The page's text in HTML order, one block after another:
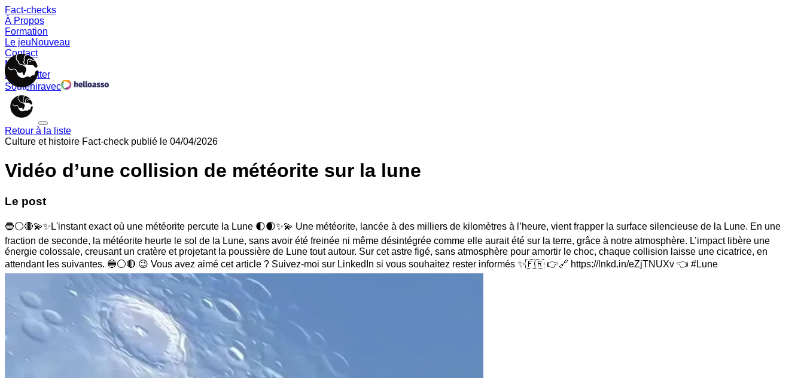
Fact-checks
À Propos
Formation
Le jeuNouveau
Contact
Memes
Newsletter
Souteniravec
Retour à la liste
Culture et histoire Fact-check publié le 04/04/2026
Vidéo d’une collision de météorite sur la lune
Le post
🔵⚪️🔴💫✨L'instant exact où une météorite percute la Lune 🌓🌒✨💫 Une météorite, lancée à des milliers de kilomètres à l’heure, vient frapper la surface silencieuse de la Lune. En une
fraction de seconde, la météorite heurte le sol de la Lune, sans avoir été freinée ni même désintégrée comme elle aurait été sur la terre, grâce à notre atmosphère. L’impact libère une
énergie colossale, creusant un cratère et projetant la poussière de Lune tout autour. Sur cet astre figé, sans atmosphère pour amortir le choc, chaque collision laisse une cicatrice, en
attendant les suivantes. 🔵⚪️🔴 😉 Vous avez aimé cet article ? Suivez-moi sur LinkedIn si vous souhaitez rester informés ✨🇫🇷 👉🔗 https://lnkd.in/eZjTNUXv 👈 #Lune